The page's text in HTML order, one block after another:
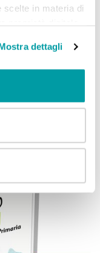
in materia di
in qualsiasi
o facendo clic
posizione
di qualche
specifiche
i tuoi dati personali
dettagli
momento
dettagli